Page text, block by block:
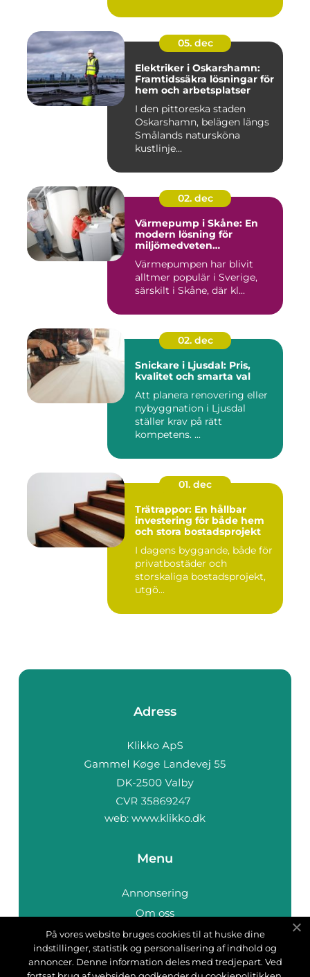
05. dec
Elektriker i Oskarshamn:
Framtidssäkra lösningar för
hem och arbetsplatser
I den pittoreska staden
Oskarshamn, belägen längs
Smålands natursköna
kustlinje...
02. dec
Värmepump i Skåne: En
modern lösning för
miljömedveten
Värmepumpen har blivit
alltmer populär i Sverige,
särskilt i Skåne, där kl...
02. dec
Snickare i Ljusdal: Pris,
kvalitet och smarta val
Att planera renovering eller
nybyggnation i Ljusdal
ställer krav på rätt
kompetens. ...
01. dec
Trätrappor: En hållbar
investering för både hem
och stora bostadsprojekt
I dagens byggande, både för
privatbostäder och
storskaliga bostadsprojekt,
utgö...
Adress
web: www.klikko.dk
Menu
Annonsering
Om oss
Cookies
Kontakta oss
Sitemap
På vores website bruges cookies til at huske dine
indstillinger, statistik og personalisering af indhold og
annoncer. Denne information deles med tredjepart. Ved